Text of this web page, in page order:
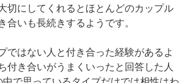
切にしてくれるとほとんどのカップル
合いも長続きするようです。
ではない人と付き合った経験があるよ
付き合いがうまくいったと回答した人